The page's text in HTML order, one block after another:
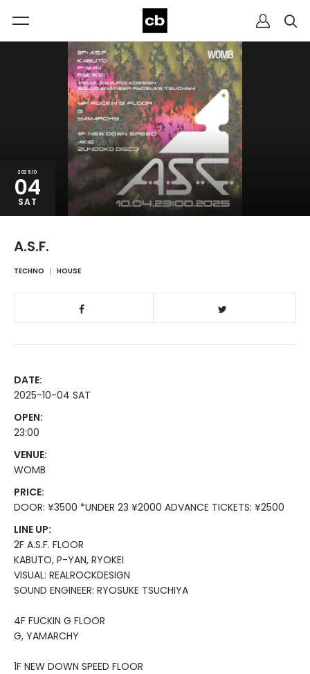
2025.10
04
SAT
A.S.F.
TECHNO HOUSE
DATE:
2025-10-04 SAT
OPEN:
23:00
VENUE:
WOMB
PRICE:
DOOR: ¥3500 *UNDER 23 ¥2000 ADVANCE TICKETS: ¥2500
LINE UP:
2F A.S.F. FLOOR
KABUTO, P-YAN, RYOKEI
VISUAL: REALROCKDESIGN
SOUND ENGINEER: RYOSUKE TSUCHIYA
4F FUCKIN G FLOOR
G, YAMARCHY
1F NEW DOWN SPEED FLOOR